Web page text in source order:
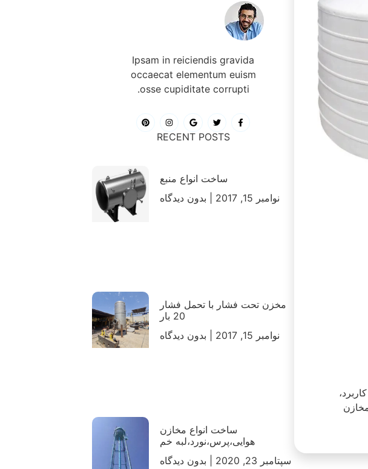
Ipsam in reiciendis gravida
occaecat elementum euism
osse cupiditate corrupti.
RECENT POSTS
ساخت انواع منبع
نوامبر 15, 2017
بدون دیدگاه
مخزن تحت فشار با تحمل فشار
20 بار
نوامبر 15, 2017
بدون دیدگاه
ساخت انواع مخازن
هوایی،پرس،نورد،لبه خم
سپتامبر 23, 2020
بدون دیدگاه